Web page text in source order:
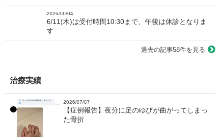
2026/06/04
6/11(木)は受付時間10:30まで、午後は休診となりま
す
過去の記事58件を見る
治療実績
2026/07/07
【症例報告】夜分に足のゆびが曲がってしまっ
た骨折